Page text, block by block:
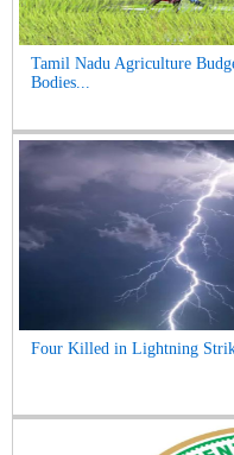
Tamil Nadu Agriculture
Bodies...
Four Killed in Lightning